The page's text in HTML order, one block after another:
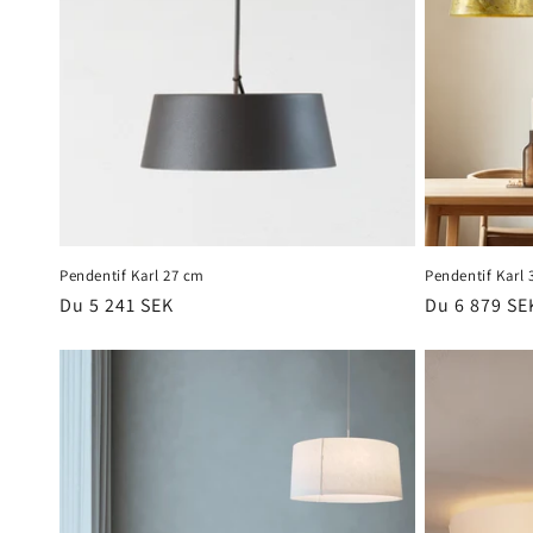
Pendentif Karl 27 cm
Prix
Du 5 241 SEK
Pendentif Karl
Prix
Du 6 879